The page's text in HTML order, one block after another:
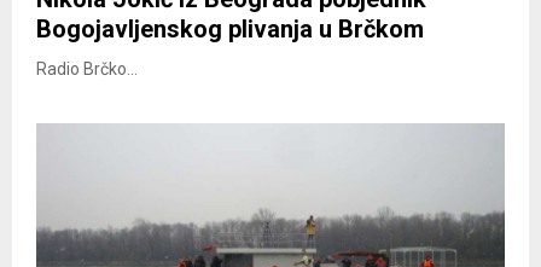
Bogojavljenskog plivanja u Brčkom
Radio Brčko...